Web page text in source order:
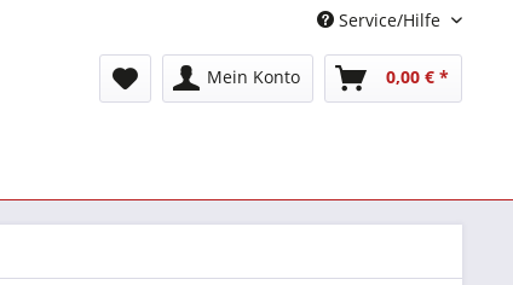
Service/Hilfe
Mein Konto 0,00 € *